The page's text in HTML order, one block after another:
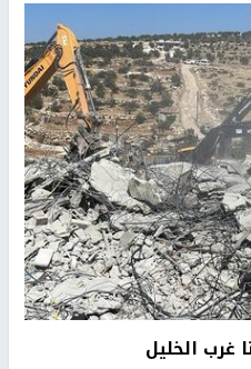
غرب الخليل